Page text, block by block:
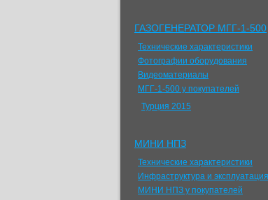
ГАЗОГЕНЕРАТОР МГГ-1-500
Технические характеристики
Фотографии оборудования
Видеоматериалы
МГГ-1-500 у покупателей
Турция 2015
МИНИ НПЗ
Технические характеристики
Инфраструктура и эксплуатация
МИНИ НПЗ у покупателей